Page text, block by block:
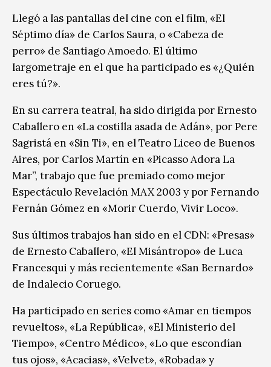
Llegó a las pantallas del cine con el film, «El
Séptimo día» de Carlos Saura, o «Cabeza de
perro» de Santiago Amoedo. El último
largometraje en el que ha participado es «¿Quién
eres tú?».
En su carrera teatral, ha sido dirigida por Ernesto
Caballero en «La costilla asada de Adán», por Pere
Sagristá en «Sin Ti», en el Teatro Liceo de Buenos
Aires, por Carlos Martín en «Picasso Adora La
Mar”, trabajo que fue premiado como mejor
Espectáculo Revelación MAX 2003 y por Fernando
Fernán Gómez en «Morir Cuerdo, Vivir Loco».
Sus últimos trabajos han sido en el CDN: «Presas»
de Ernesto Caballero, «El Misántropo» de Luca
Francesqui y más recientemente «San Bernardo»
de Indalecio Coruego.
Ha participado en series como «Amar en tiempos
revueltos», «La República», «El Ministerio del
Tiempo», «Centro Médico», «Lo que escondían
tus ojos», «Acacias», «Velvet», «Robada» y